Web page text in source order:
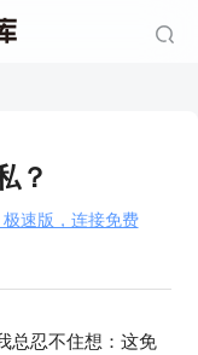
？
速版，连接免费
总忍不住想：这免